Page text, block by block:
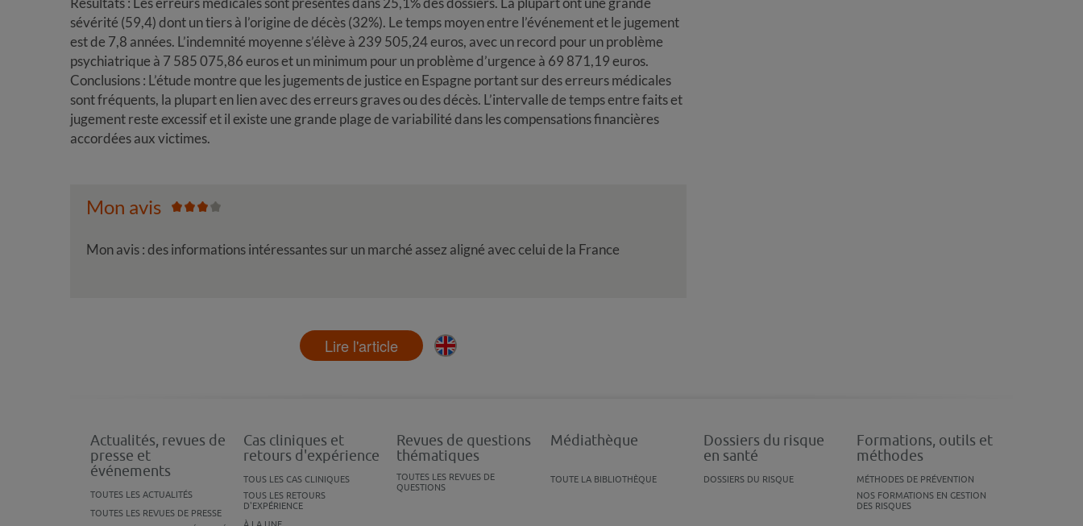
sévérité (59,4) dont un tiers à l’origine de décès (32%). Le temps moyen entre l’événement et le jugement
est de 7,8 années. L’indemnité moyenne s’élève à 239 505,24 euros, avec un record pour un problème
psychiatrique à 7 585 075,86 euros et un minimum pour un problème d’urgence à 69 871,19 euros.
Conclusions : L’étude montre que les jugements de justice en Espagne portant sur des erreurs médicales
sont fréquents, la plupart en lien avec des erreurs graves ou des décès. L’intervalle de temps entre faits et
jugement reste excessif et il existe une grande plage de variabilité dans les compensations financières
accordées aux victimes.
Mon avis
Mon avis : des informations intéressantes sur un marché assez aligné avec celui de la France
Lire l'article
Actualités, revues de
presse et
événements
TOUTES LES ACTUALITÉS
TOUTES LES REVUES DE PRESSE
Cas cliniques et
retours d'expérience
TOUS LES CAS CLINIQUES
TOUS LES RETOURS
D'EXPÉRIENCE
Revues de questions
thématiques
TOUTES LES REVUES DE
QUESTIONS
Médiathèque
TOUTE LA BIBLIOTHÈQUE
Dossiers du risque
en santé
DOSSIERS DU RISQUE
Formations, outils et
méthodes
MÉTHODES DE PRÉVENTION
NOS FORMATIONS EN GESTION
DES RISQUES